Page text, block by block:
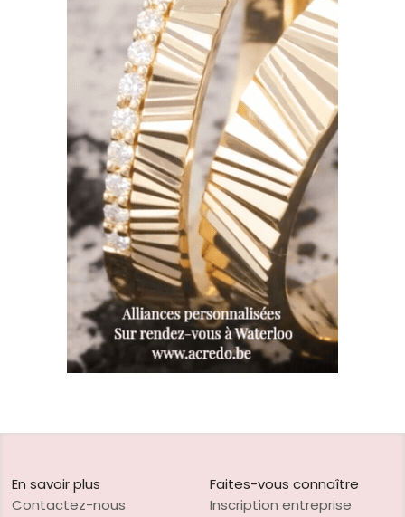
En savoir plus
Contactez-nous
Faites-vous connaître
Inscription entreprise